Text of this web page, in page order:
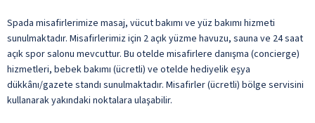
Spada misafirlerimize masaj, vücut bakımı ve yüz bakımı hizmeti
sunulmaktadır. Misafirlerimiz için 2 açık yüzme havuzu, sauna ve 24 saat
açık spor salonu mevcuttur. Bu otelde misafirlere danışma (concierge)
hizmetleri, bebek bakımı (ücretli) ve otelde hediyelik eşya
dükkânı/gazete standı sunulmaktadır. Misafirler (ücretli) bölge servisini
kullanarak yakındaki noktalara ulaşabilir.